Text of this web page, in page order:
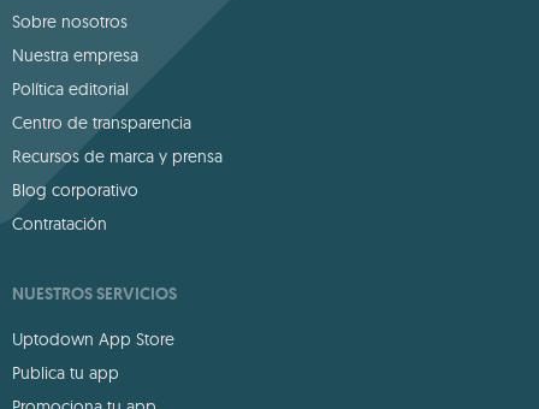
Sobre nosotros
Nuestra empresa
Política editorial
Centro de transparencia
Recursos de marca y prensa
Blog corporativo
Contratación
NUESTROS SERVICIOS
Uptodown App Store
Publica tu app